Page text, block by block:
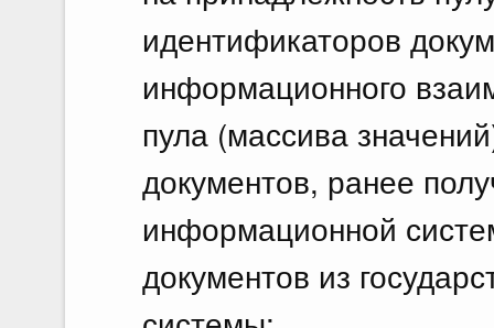
идентификаторов
информационного
пула (массива
документов, ранее
информационной
документов из